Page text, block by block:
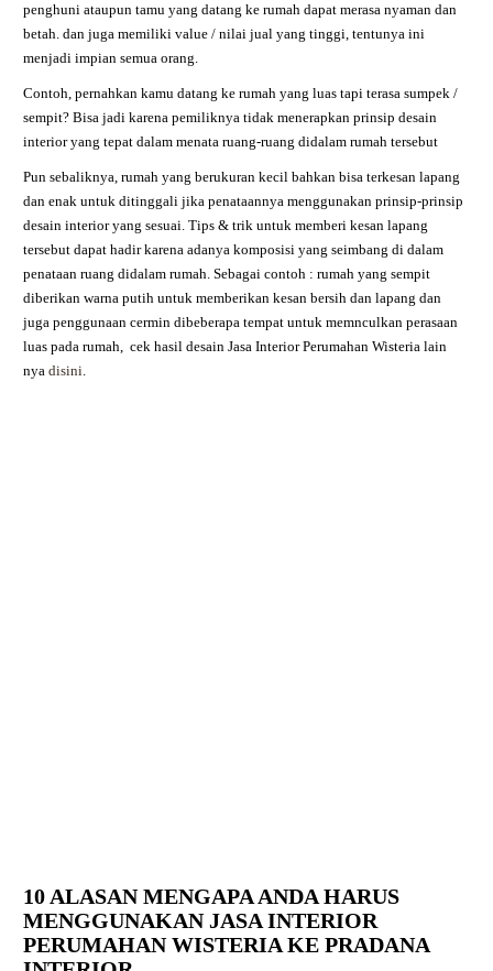
penghuni ataupun tamu yang datang ke rumah dapat merasa nyaman dan
betah. dan juga memiliki value / nilai jual yang tinggi, tentunya ini
menjadi impian semua orang.
Contoh, pernahkan kamu datang ke rumah yang luas tapi terasa sumpek /
sempit? Bisa jadi karena pemiliknya tidak menerapkan prinsip desain
interior yang tepat dalam menata ruang-ruang didalam rumah tersebut
Pun sebaliknya, rumah yang berukuran kecil bahkan bisa terkesan lapang
dan enak untuk ditinggali jika penataannya menggunakan prinsip-prinsip
desain interior yang sesuai. Tips & trik untuk memberi kesan lapang
tersebut dapat hadir karena adanya komposisi yang seimbang di dalam
penataan ruang didalam rumah. Sebagai contoh : rumah yang sempit
diberikan warna putih untuk memberikan kesan bersih dan lapang dan
juga penggunaan cermin dibeberapa tempat untuk memnculkan perasaan
luas pada rumah, cek hasil desainJasa Interior Perumahan Wisterialain
nyadisini.
10 ALASAN MENGAPA ANDA HARUS
MENGGUNAKAN JASA INTERIOR
PERUMAHAN WISTERIA KE PRADANA